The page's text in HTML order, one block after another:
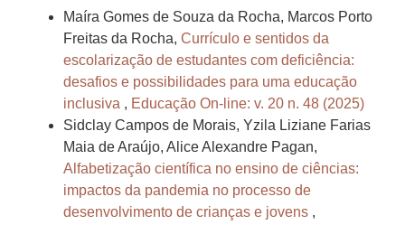
Maíra Gomes de Souza da Rocha, Marcos Porto
Freitas da Rocha, Currículo e sentidos da
escolarização de estudantes com deficiência:
desafios e possibilidades para uma educação
inclusiva , Educação On-line: v. 20 n. 48 (2025)
Sidclay Campos de Morais, Yzila Liziane Farias
Maia de Araújo, Alice Alexandre Pagan,
Alfabetização científica no ensino de ciências:
impactos da pandemia no processo de
desenvolvimento de crianças e jovens ,